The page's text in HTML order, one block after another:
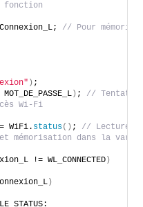
// Pour
) ;
) ; //
Wi-Fi
WiFi.
status() ; // Lecture
mémorisation dans la
!= WL_CONNECTED )
)